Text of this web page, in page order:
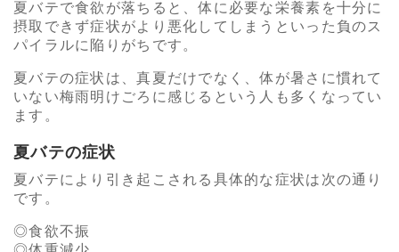
夏バテで食欲が落ちると、体に必要な栄養素を十分に
摂取できず症状がより悪化してしまうといった負のス
パイラルに陥りがちです。
夏バテの症状は、真夏だけでなく、体が暑さに慣れて
いない梅雨明けごろに感じるという人も多くなってい
ます。
夏バテの症状
夏バテにより引き起こされる具体的な症状は次の通り
です。
食欲不振